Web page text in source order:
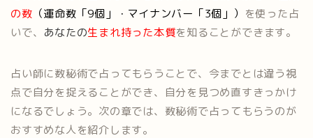
の数 （運命数「9個」・マイナンバー「3個」） を使った占
いで、 あなたの生まれ持った本質を知ることができます。
占い師に数秘術で占ってもらうことで、今までとは違う視
点で自分を捉えることができ、自分を見つめ直すきっかけ
になるでしょう。次の章では、数秘術で占ってもらうのが
おすすめな人を紹介します。